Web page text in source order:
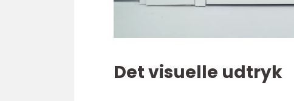
Det visuelle udtryk